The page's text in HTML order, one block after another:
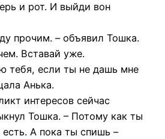
и рот. И выйди вон
прочим. – объявил Тошка.
Вставай уже.
тебя, если ты не дашь мне
Анька.
интересов сейчас
Тошка. – Потому как ты
А пока ты спишь –